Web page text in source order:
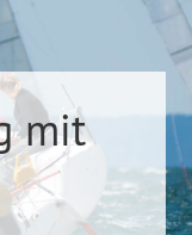
mit